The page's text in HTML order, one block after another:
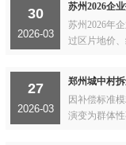
30
2026-03
苏州2026企
苏州2026年
过区片地价
27
2026-03
郑州城中村
因补偿标准
演变为群体